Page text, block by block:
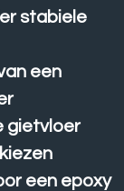
stabiele
een
gietvloer
een epoxy